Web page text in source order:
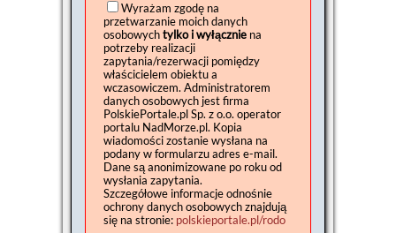
Wyrażam zgodę na
przetwarzanie moich danych
osobowychtylko i wyłącznie na
potrzeby realizacji
zapytania/rezerwacji pomiędzy
właścicielem obiektu a
wczasowiczem. Administratorem
danych osobowych jest firma
PolskiePortale.pl Sp. z o.o. operator
portalu NadMorze.pl. Kopia
wiadomości zostanie wysłana na
podany w formularzu adres e-mail.
Dane są anonimizowane po roku od
wysłania zapytania.
Szczegółowe informacje odnośnie
ochrony danych osobowych znajdują
się na stronie: polskieportale.pl/rodo